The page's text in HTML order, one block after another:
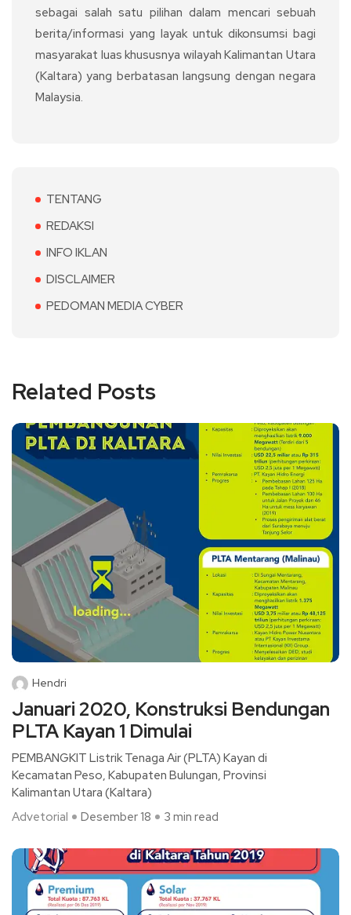
sebagai salah satu pilihan dalam mencari sebuah
berita/informasi yang layak untuk dikonsumsi bagi
masyarakat luas khususnya wilayah Kalimantan Utara
(Kaltara) yang berbatasan langsung dengan negara
Malaysia.
TENTANG
REDAKSI
INFO IKLAN
DISCLAIMER
PEDOMAN MEDIA CYBER
Related Posts
Hendri
Januari 2020, Konstruksi Bendungan
PLTA Kayan 1 Dimulai
PEMBANGKIT Listrik Tenaga Air (PLTA) Kayan di
Kecamatan Peso, Kabupaten Bulungan, Provinsi
Kalimantan Utara (Kaltara)
Advetorial
Desember 18 3 min read